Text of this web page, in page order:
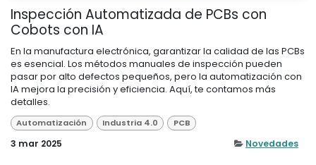
Inspección Automatizada de PCBs con
Cobots con IA
En la manufactura electrónica, garantizar la calidad de las PCBs
es esencial. Los métodos manuales de inspección pueden
pasar por alto defectos pequeños, pero la automatización con
IA mejora la precisión y eficiencia. Aquí, te contamos más
detalles.
Automatización Industria 4.0 PCB
3 mar 2025 Novedades